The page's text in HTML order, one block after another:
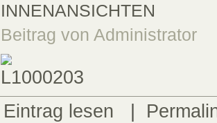
INNENANSICHTEN
Beitrag von Administrator
Eintrag lesen |